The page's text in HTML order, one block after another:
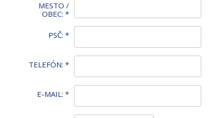
MESTO /
OBEC: *
PSČ: *
TELEFÓN: *
E-MAIL: *